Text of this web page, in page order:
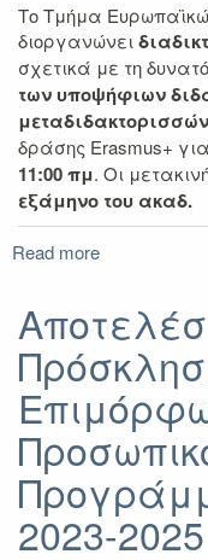
Το Τμήμα
διοργανώνει
σχετικά με τη
των υποψήφιων
δράσης Erasmus+
11:00 πμ. Οι
εξάμηνο του ακαδ.
Read more
σχετικά
Erasmus+
υποψήφιων
διδακτόρων
2023-2025